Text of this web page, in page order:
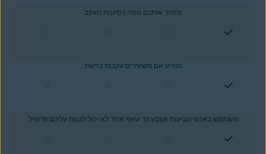
מזהיר אותכם מפני ניסיונות מעקב
מודיע אם משאירים עקבות ברשת
משתמש באנטי טביעות אצבע כך שאף אחד לא יכול לבנות עליכם פרופיל